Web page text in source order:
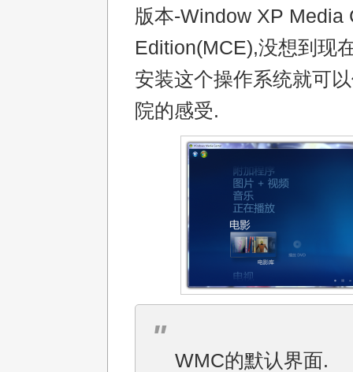
版本-Window XP Media
Edition(MCE),没想到现
安装这个操作系统就可
院的感受.
WMC的默认界面.